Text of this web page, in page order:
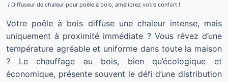
/ Diffuseur de chaleur pour poêle à bois, améliorez votre confort !
Votre poêle à bois diffuse une chaleur intense, mais
uniquement à proximité immédiate ? Vous rêvez d’une
température agréable et uniforme dans toute la maison
? Le chauffage au bois, bien qu’écologique et
économique, présente souvent le défi d’une distribution